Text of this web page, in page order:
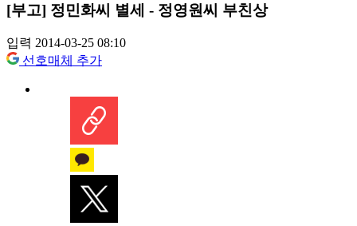
[부고] 정민화씨 별세 - 정영원씨 부친상
입력 2014-03-25 08:10
선호매체 추가